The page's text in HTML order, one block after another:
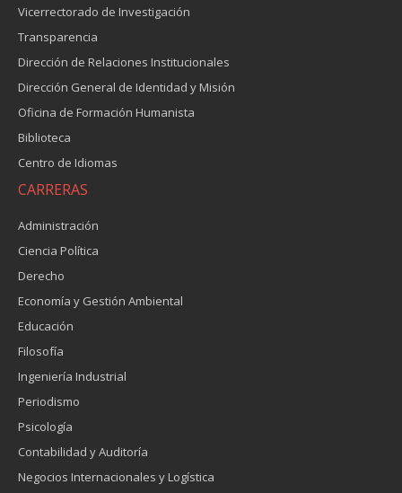
Vicerrectorado de Investigación
Transparencia
Dirección de Relaciones Institucionales
Dirección General de Identidad y Misión
Oficina de Formación Humanista
Biblioteca
Centro de Idiomas
CARRERAS
Administración
Ciencia Política
Derecho
Economía y Gestión Ambiental
Educación
Filosofía
Ingeniería Industrial
Periodismo
Psicología
Contabilidad y Auditoría
Negocios Internacionales y Logística